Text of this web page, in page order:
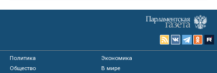
Политика
Экономика
Общество
В мире